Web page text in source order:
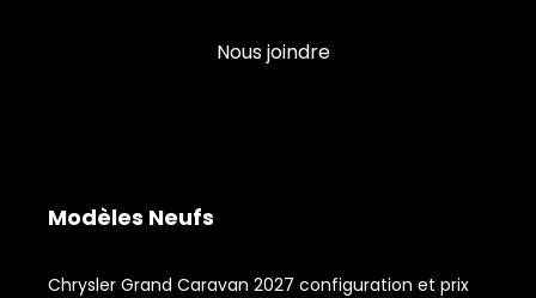
Nous joindre
Modèles Neufs
Chrysler Grand Caravan 2027 configuration et prix